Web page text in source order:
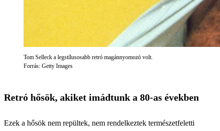
Tom Selleck a legstílusosabb retró magánnyomozó volt.
Forrás: Getty Images
Retró hősök, akiket imádtunk a 80-as években
Ezek a hősök nem repültek, nem rendelkeztek természetfeletti